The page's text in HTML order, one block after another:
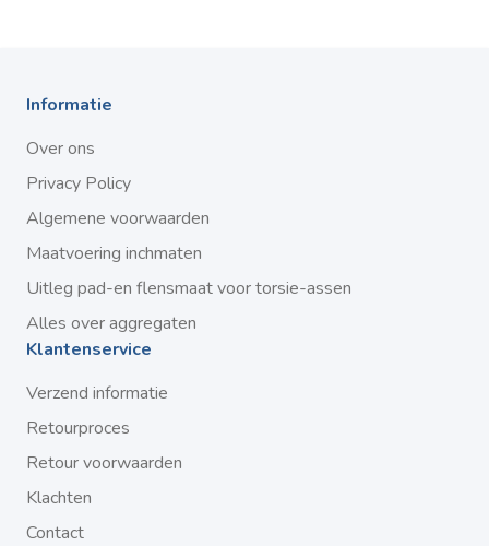
Informatie
Over ons
Privacy Policy
Algemene voorwaarden
Maatvoering inchmaten
Uitleg pad-en flensmaat voor torsie-assen
Alles over aggregaten
Klantenservice
Verzend informatie
Retourproces
Retour voorwaarden
Klachten
Contact